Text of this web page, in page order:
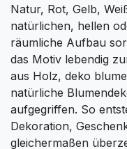
Natur, Rot, Gelb,
natürlichen, hellen
räumliche Aufbau
das Motiv lebendig
aus Holz, deko
natürliche
aufgegriffen. So
Dekoration,
gleichermaßen